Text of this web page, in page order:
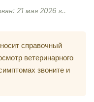
21 мая 2026 г..
справочный
ветеринарного
звоните и